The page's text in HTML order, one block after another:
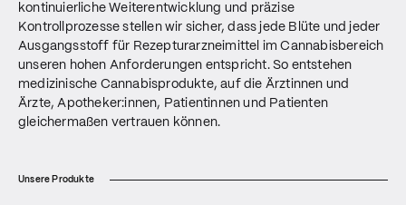
kontinuierliche Weiterentwicklung und präzise
Kontrollprozesse stellen wir sicher, dass jede Blüte und jeder
Ausgangsstoff für Rezepturarzneimittel im Cannabisbereich
unseren hohen Anforderungen entspricht. So entstehen
medizinische Cannabisprodukte, auf die Ärztinnen und
Ärzte, Apotheker:innen, Patientinnen und Patienten
gleichermaßen vertrauen können.
Unsere Produkte